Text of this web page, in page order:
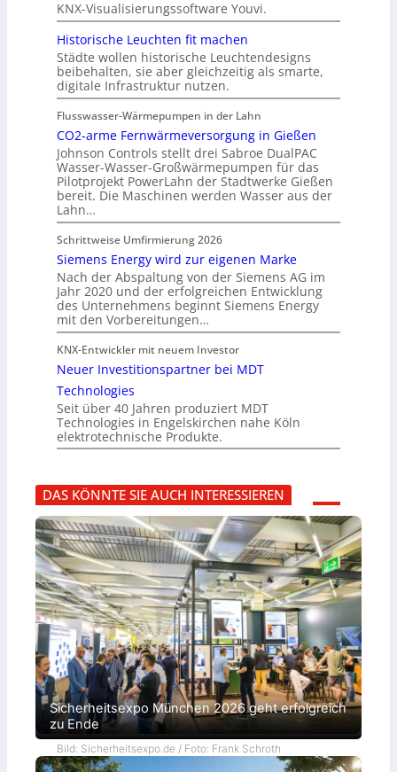
KNX-Visualisierungssoftware Youvi.
Historische Leuchten fit machen
Städte wollen historische Leuchtendesigns
beibehalten, sie aber gleichzeitig als smarte,
digitale Infrastruktur nutzen.
Flusswasser-Wärmepumpen in der Lahn
CO2-arme Fernwärmeversorgung in Gießen
Johnson Controls stellt drei Sabroe DualPAC
Wasser-Wasser-Großwärmepumpen für das
Pilotprojekt PowerLahn der Stadtwerke Gießen
bereit. Die Maschinen werden Wasser aus der
Lahn…
Schrittweise Umfirmierung 2026
Siemens Energy wird zur eigenen Marke
Nach der Abspaltung von der Siemens AG im
Jahr 2020 und der erfolgreichen Entwicklung
des Unternehmens beginnt Siemens Energy
mit den Vorbereitungen…
KNX-Entwickler mit neuem Investor
Neuer Investitionspartner bei MDT
Technologies
Seit über 40 Jahren produziert MDT
Technologies in Engelskirchen nahe Köln
elektrotechnische Produkte.
DAS KÖNNTE SIE AUCH INTERESSIEREN
Sicherheitsexpo München 2026 geht erfolgreich
zu Ende
Bild: Sicherheitsexpo.de / Foto: Frank Schroth